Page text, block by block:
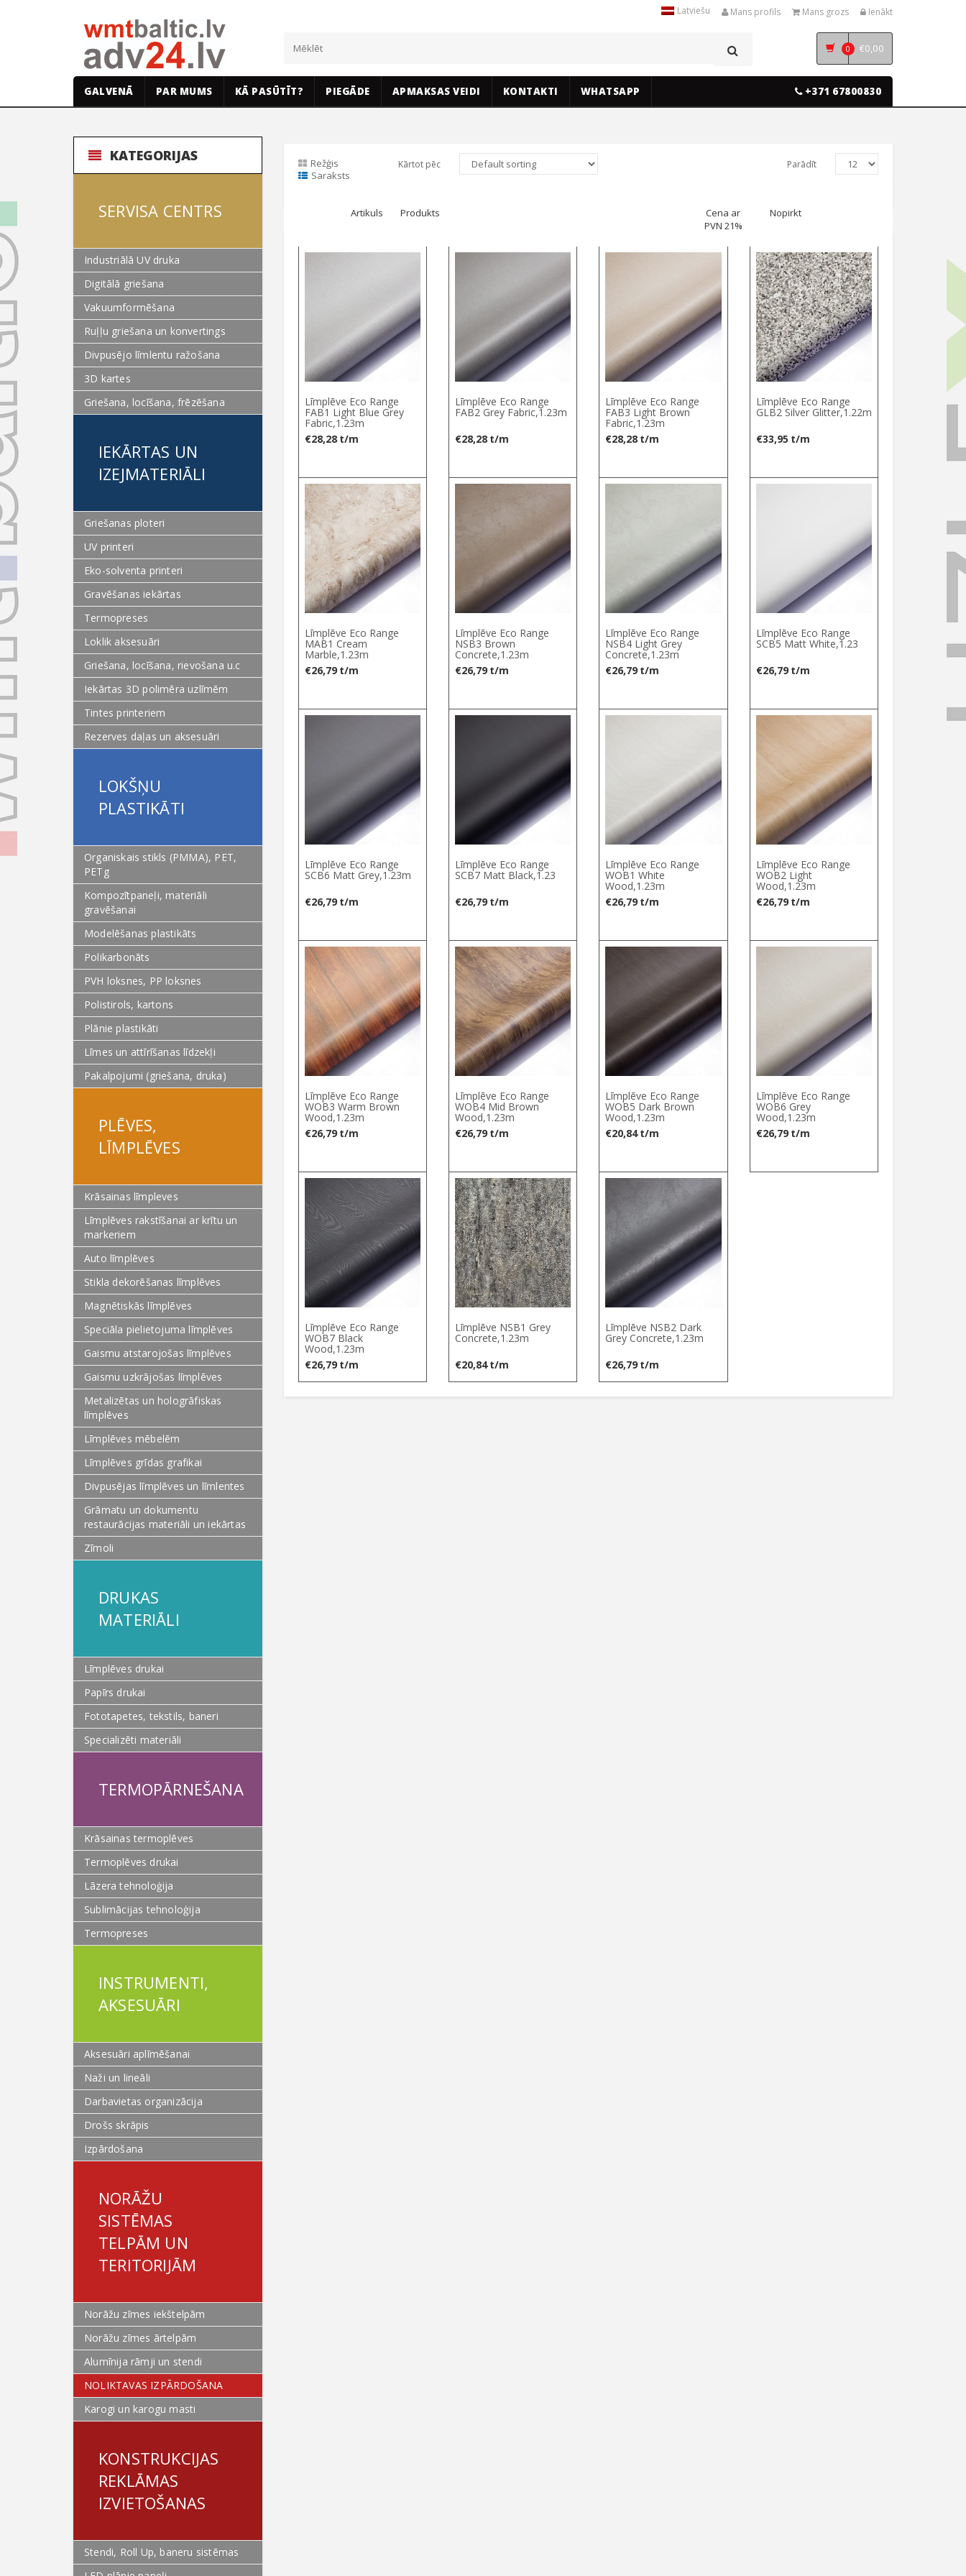
Latviešu Mans profils Mans grozs Ienākt
0 €0,00
GALVENĀ PAR MUMS KĀ PASŪTĪT? PIEGĀDE APMAKSAS VEIDI KONTAKTI WHATSAPP +371 67800830
KATEGORIJAS
SERVISA CENTRS
Industriālā UV druka
Digitālā griešana
Vakuumformēšana
Ruļļu griešana un konvertings
Divpusējo līmlentu ražošana
3D kartes
Griešana, locīšana, frēzēšana
IEKĀRTAS UN
IZEJMATERIĀLI
Griešanas ploteri
UV printeri
Eko-solventa printeri
Gravēšanas iekārtas
Termopreses
Loklik aksesuāri
Griešana, locīšana, rievošana u.c
Iekārtas 3D polimēra uzlīmēm
Tintes printeriem
Rezerves daļas un aksesuāri
LOKŠŅU
PLASTIKĀTI
Organiskais stikls (PMMA), PET,
PETg
Kompozītpaneļi, materiāli
gravēšanai
Modelēšanas plastikāts
Polikarbonāts
PVH loksnes, PP loksnes
Polistirols, kartons
Plānie plastikāti
Līmes un attīrīšanas līdzekļi
Pakalpojumi (griešana, druka)
PLĒVES,
LĪMPLĒVES
Krāsainas līmpleves
Līmplēves rakstīšanai ar krītu un
markeriem
Auto līmplēves
Stikla dekorēšanas līmplēves
Magnētiskās līmplēves
Speciāla pielietojuma līmplēves
Gaismu atstarojošas līmplēves
Gaismu uzkrājošas līmplēves
Metalizētas un hologrāfiskas
līmplēves
Līmplēves mēbelēm
Līmplēves grīdas grafikai
Divpusējas līmplēves un līmlentes
Grāmatu un dokumentu
restaurācijas materiāli un iekārtas
Zīmoli
DRUKAS
MATERIĀLI
Līmplēves drukai
Papīrs drukai
Fototapetes, tekstils, baneri
Specializēti materiāli
TERMOPĀRNEŠANA
Krāsainas termoplēves
Termoplēves drukai
Lāzera tehnoloģija
Sublimācijas tehnoloģija
Termopreses
INSTRUMENTI,
AKSESUĀRI
Aksesuāri aplīmēšanai
Naži un lineāli
Darbavietas organizācija
Drošs skrāpis
Izpārdošana
NORĀŽU
SISTĒMAS
TELPĀM UN
TERITORIJĀM
Norāžu zīmes iekštelpām
Norāžu zīmes ārtelpām
Alumīnija rāmji un stendi
NOLIKTAVAS IZPĀRDOŠANA
Karogi un karogu masti
KONSTRUKCIJAS
REKLĀMAS
IZVIETOŠANAS
Stendi, Roll Up, baneru sistēmas
Režģis
Saraksts
Kārtot pēc Parādīt
Artikuls Produkts
Cena ar
PVN 21%
Nopirkt
Līmplēve Eco Range
FAB1 Light Blue Grey
Fabric,1.23m
€28,28 t/m
Līmplēve Eco Range
FAB2 Grey Fabric,1.23m
€28,28 t/m
Līmplēve Eco Range
FAB3 Light Brown
Fabric,1.23m
€28,28 t/m
Līmplēve Eco Range
GLB2 Silver Glitter,1.22m
€33,95 t/m
Līmplēve Eco Range
MAB1 Cream
Marble,1.23m
€26,79 t/m
Līmplēve Eco Range
NSB3 Brown
Concrete,1.23m
€26,79 t/m
Līmplēve Eco Range
NSB4 Light Grey
Concrete,1.23m
€26,79 t/m
Līmplēve Eco Range
SCB5 Matt White,1.23
€26,79 t/m
Līmplēve Eco Range
SCB6 Matt Grey,1.23m
€26,79 t/m
Līmplēve Eco Range
SCB7 Matt Black,1.23
€26,79 t/m
Līmplēve Eco Range
WOB1 White
Wood,1.23m
€26,79 t/m
Līmplēve Eco Range
WOB2 Light
Wood,1.23m
€26,79 t/m
Līmplēve Eco Range
WOB3 Warm Brown
Wood,1.23m
€26,79 t/m
Līmplēve Eco Range
WOB4 Mid Brown
Wood,1.23m
€26,79 t/m
Līmplēve Eco Range
WOB5 Dark Brown
Wood,1.23m
€20,84t/m
Līmplēve Eco Range
WOB6 Grey
Wood,1.23m
€26,79 t/m
Līmplēve Eco Range
WOB7 Black
Wood,1.23m
€26,79 t/m
Līmplēve NSB1 Grey
Concrete,1.23m
€20,84 t/m
Līmplēve NSB2 Dark
Grey Concrete,1.23m
€26,79 t/m